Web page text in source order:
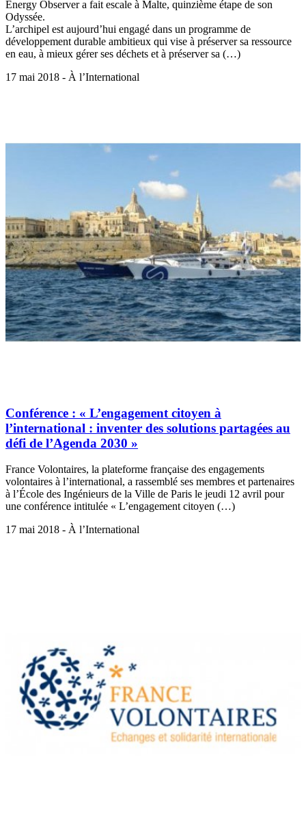
Energy Observer a fait escale à Malte, quinzième étape de son
Odyssée.
L’archipel est aujourd’hui engagé dans un programme de
développement durable ambitieux qui vise à préserver sa ressource
en eau, à mieux gérer ses déchets et à préserver sa (…)
17 mai 2018 - À l’International
Conférence : « L’engagement citoyen à
l’international : inventer des solutions partagées au
défi de l’Agenda 2030 »
France Volontaires, la plateforme française des engagements
volontaires à l’international, a rassemblé ses membres et partenaires
à l’École des Ingénieurs de la Ville de Paris le jeudi 12 avril pour
une conférence intitulée « L’engagement citoyen (…)
17 mai 2018 - À l’International